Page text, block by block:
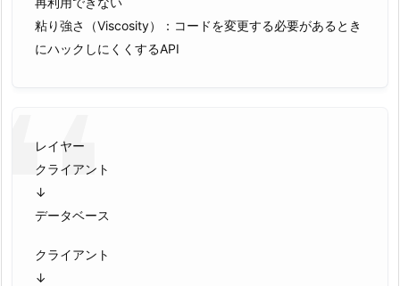
粘り強さ（Viscosity）：コードを変更する必要があるとき
にハックしにくくするAPI
レイヤー
クライアント
↓
データベース
クライアント
↓